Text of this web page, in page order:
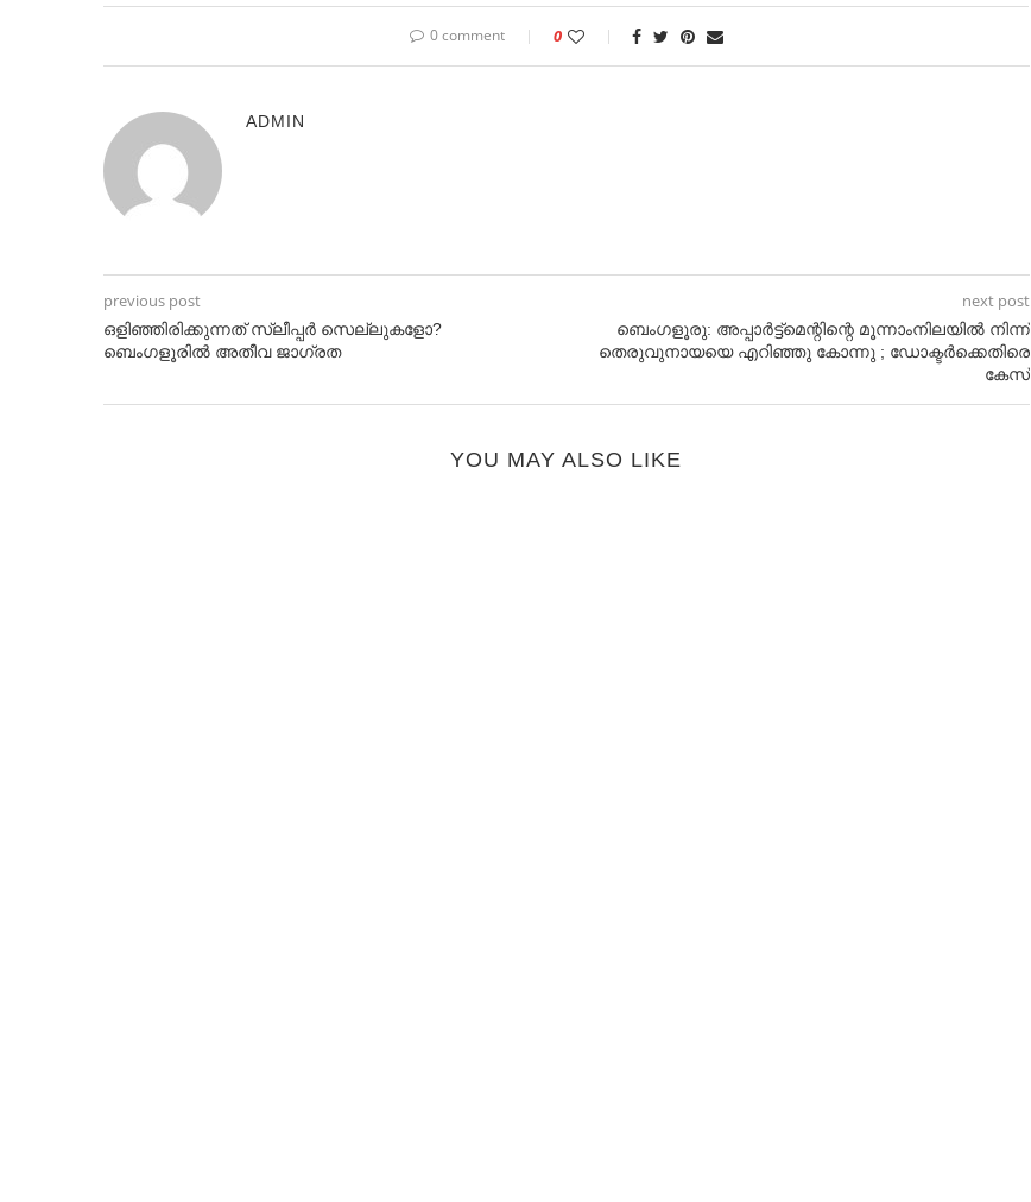
0 comment 0
ADMIN
previous post
ഒളിഞ്ഞിരിക്കുന്നത് സ്ലീപ്പര്‍ സെല്ലുകളോ?
ബെംഗളൂരില്‍ അതീവ ജാഗ്രത
next post
ബെംഗളൂരു: അപ്പാർട്ട്മെന്റിന്റെ മൂന്നാംനിലയിൽ നിന്ന്
തെരുവുനായയെ എറിഞ്ഞു കോന്നു ; ഡോക്ടർക്കെതിരെ
കേസ്
YOU MAY ALSO LIKE